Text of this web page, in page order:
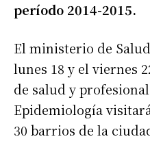
período 2014-2015.
El ministerio de
lunes 18 y el viernes
de salud y
Epidemiología
30 barrios de la